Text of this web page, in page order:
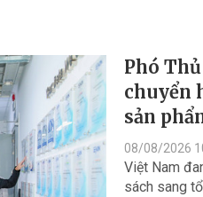
Phó
chuyển
sản
08/08/2026
Việt Nam
sách sang